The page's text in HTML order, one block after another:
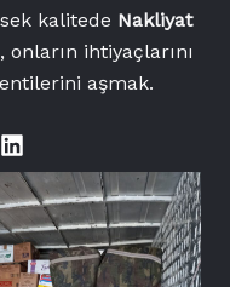
kalitede Nakliyat
ihtiyaçlarını
aşmak.